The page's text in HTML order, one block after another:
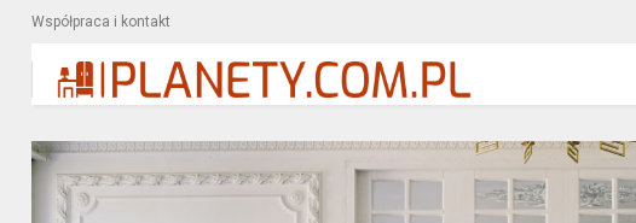
Współpraca i kontakt